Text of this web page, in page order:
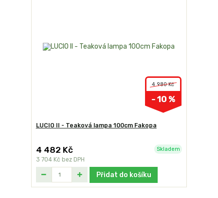
4 980 Kč
- 10 %
LUCIO II - Teaková lampa 100cm Fakopa
4 482 Kč
3 704 Kč bez DPH
Skladem
Přidat do košíku